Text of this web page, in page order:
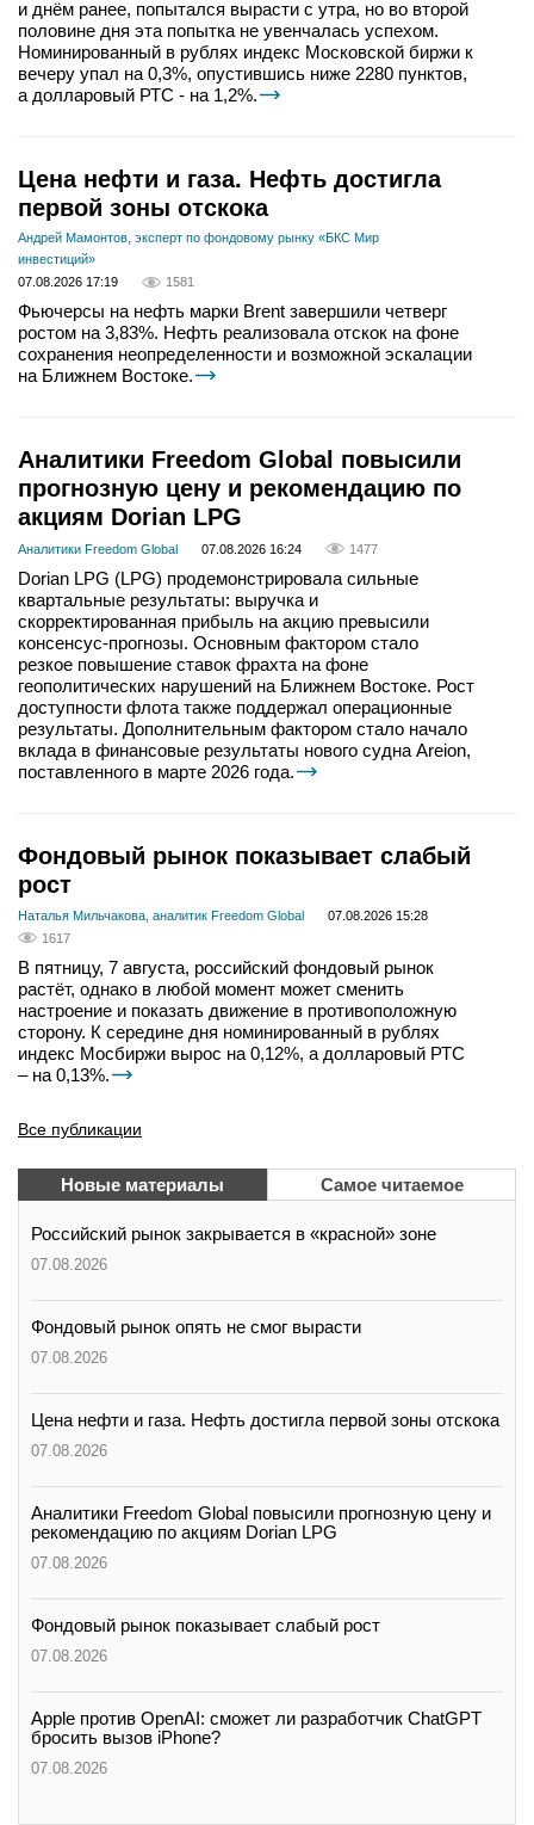
и днём ранее, попытался вырасти с утра, но во второй
половине дня эта попытка не увенчалась успехом.
Номинированный в рублях индекс Московской биржи к
вечеру упал на 0,3%, опустившись ниже 2280 пунктов,
а долларовый РТС - на 1,2%.
Цена нефти и газа. Нефть достигла
первой зоны отскока
Андрей Мамонтов, эксперт по фондовому рынку «БКС Мир
инвестиций»
07.08.2026 17:19
1581
Фьючерсы на нефть марки Brent завершили четверг
ростом на 3,83%. Нефть реализовала отскок на фоне
сохранения неопределенности и возможной эскалации
на Ближнем Востоке.
Аналитики Freedom Global повысили
прогнозную цену и рекомендацию по
акциям Dorian LPG
Аналитики Freedom Global 07.08.2026 16:24 1477
Dorian LPG (LPG) продемонстрировала сильные
квартальные результаты: выручка и
скорректированная прибыль на акцию превысили
консенсус-прогнозы. Основным фактором стало
резкое повышение ставок фрахта на фоне
геополитических нарушений на Ближнем Востоке. Рост
доступности флота также поддержал операционные
результаты. Дополнительным фактором стало начало
вклада в финансовые результаты нового судна Areion,
поставленного в марте 2026 года.
Фондовый рынок показывает слабый
рост
Наталья Мильчакова, аналитик Freedom Global
07.08.2026 15:28
1617
В пятницу, 7 августа, российский фондовый рынок
растёт, однако в любой момент может сменить
настроение и показать движение в противоположную
сторону. К середине дня номинированный в рублях
индекс Мосбиржи вырос на 0,12%, а долларовый РТС
– на 0,13%.
Все публикации
Новые материалы Самое читаемое
Российский рынок закрывается в «красной» зоне
07.08.2026
Фондовый рынок опять не смог вырасти
07.08.2026
Цена нефти и газа. Нефть достигла первой зоны отскока
07.08.2026
Аналитики Freedom Global повысили прогнозную цену и
рекомендацию по акциям Dorian LPG
07.08.2026
Фондовый рынок показывает слабый рост
07.08.2026
Apple против OpenAI: сможет ли разработчик ChatGPT
бросить вызов iPhone?
07.08.2026